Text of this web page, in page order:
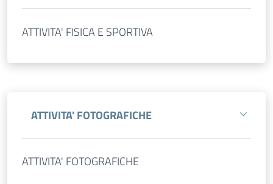
ATTIVITA' FISICA E SPORTIVA
ATTIVITA' FOTOGRAFICHE
ATTIVITA' FOTOGRAFICHE